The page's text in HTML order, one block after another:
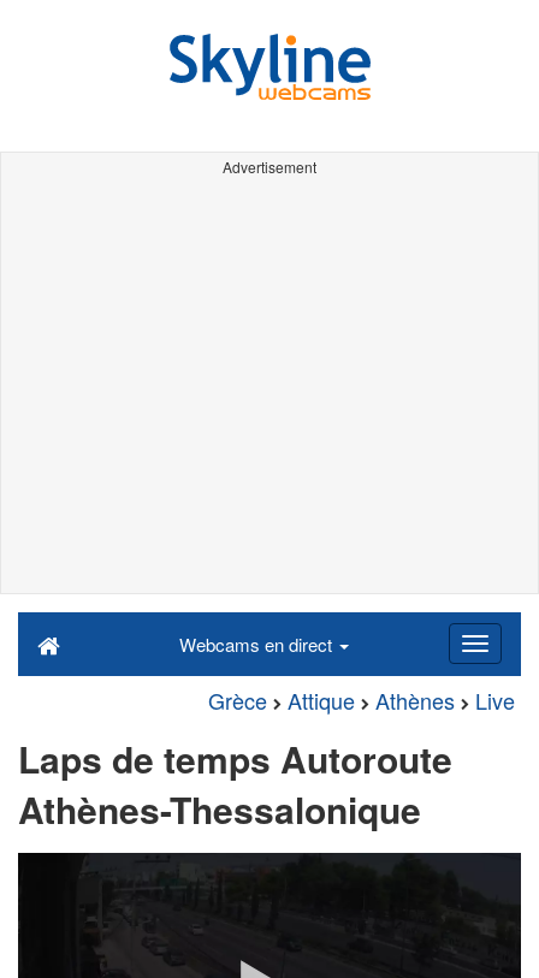
Advertisement
Webcams en direct
Grèce Attique Athènes Live
Laps de temps Autoroute
Athènes-Thessalonique